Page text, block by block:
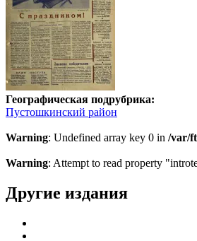
Географическая подрубрика:
Пустошкинский район
Warning: Undefined array key 0 in /var/
Warning: Attempt to read property
Другие издания